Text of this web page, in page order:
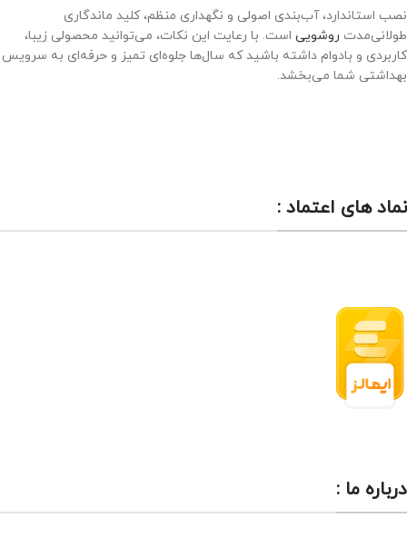
نصب استاندارد، آب‌بندی اصولی و نگهداری منظم، کلید ماندگاری
طولانی‌مدت روشویی است. با رعایت این نکات، می‌توانید محصولی زیبا،
کاربردی و بادوام داشته باشید که سال‌ها جلوه‌ای تمیز و حرفه‌ای به سرویس
بهداشتی شما می‌بخشد.
نماد های اعتماد :
درباره ما :